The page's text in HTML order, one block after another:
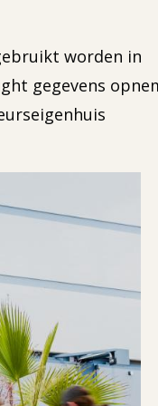
worden in
gegevens